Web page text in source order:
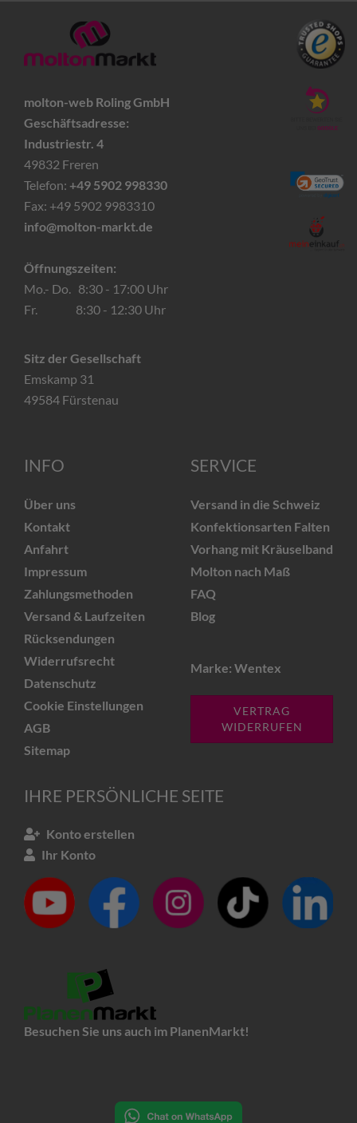
molton-web Roling GmbH
Geschäftsadresse:
Industriestr. 4
49832 Freren
Telefon: +49 5902 998330
Fax: +49 5902 9983310
info@molton-markt.de
Öffnungszeiten:
Mo.- Do. 8:30 - 17:00 Uhr
Fr. 8:30 - 12:30 Uhr
Sitz der Gesellschaft
Emskamp 31
49584 Fürstenau
INFO
Über uns
Kontakt
Anfahrt
Impressum
Zahlungsmethoden
Versand & Laufzeiten
Rücksendungen
Widerrufsrecht
Datenschutz
Cookie Einstellungen
AGB
Sitemap
SERVICE
Versand in die Schweiz
Konfektionsarten Falten
Vorhang mit Kräuselband
Molton nach Maß
FAQ
Blog
Marke: Wentex
VERTRAG
WIDERRUFEN
IHRE PERSÖNLICHE SEITE
Konto erstellen
Ihr Konto
Besuchen Sie uns auch im PlanenMarkt!